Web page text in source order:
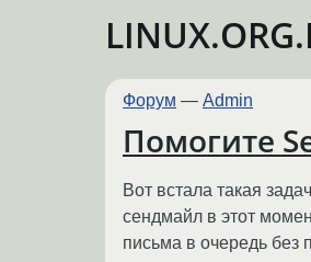
Форум — Admin
Помогите
Вот встала такая
сендмайл в этот
письма в очередь без